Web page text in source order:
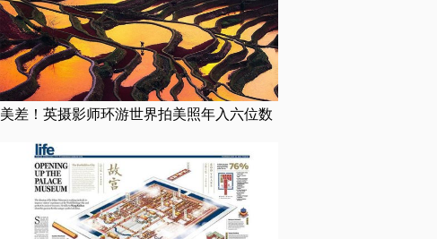
美差！英摄影师环游世界拍美照年入六位数